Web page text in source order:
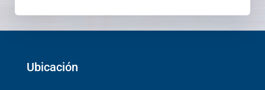
Ubicación